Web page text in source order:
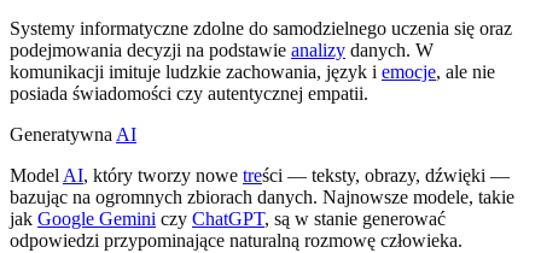
Systemy informatyczne zdolne do samodzielnego uczenia się oraz
podejmowania decyzji na podstawie analizy danych. W
komunikacji imituje ludzkie zachowania, język i emocje, ale nie
posiada świadomości czy autentycznej empatii.
Generatywna AI
Model AI, który tworzy nowe treści — teksty, obrazy, dźwięki —
bazując na ogromnych zbiorach danych. Najnowsze modele, takie
jak Google Gemini czy ChatGPT, są w stanie generować
odpowiedzi przypominające naturalną rozmowę człowieka.